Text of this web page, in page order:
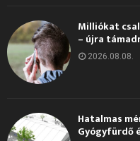
Milliókat
– újra
2026.08.08.
Hatalmas
Gyógyfürdő